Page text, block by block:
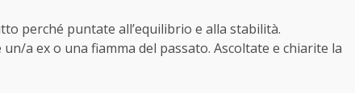
perché puntate all’equilibrio e alla stabilità.
a ex o una fiamma del passato. Ascoltate e chiarite la